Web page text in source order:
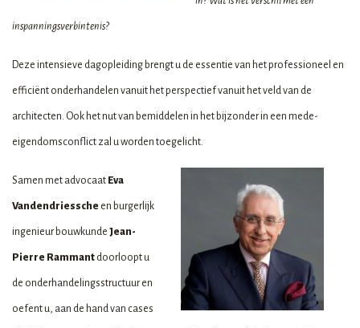
inspanningsverbintenis?
Deze intensieve dagopleiding brengt u de essentie van het professioneel en
efficiënt onderhandelen vanuit het perspectief vanuit het veld van de
architecten. Ook het nut van bemiddelen in het bijzonder in een mede-
eigendomsconflict zal u worden toegelicht.
Samen met advocaat Eva
Vandendriessche en burgerlijk
ingenieur bouwkunde Jean-
Pierre Rammant doorloopt u
de onderhandelingsstructuur en
oefent u, aan de hand van cases